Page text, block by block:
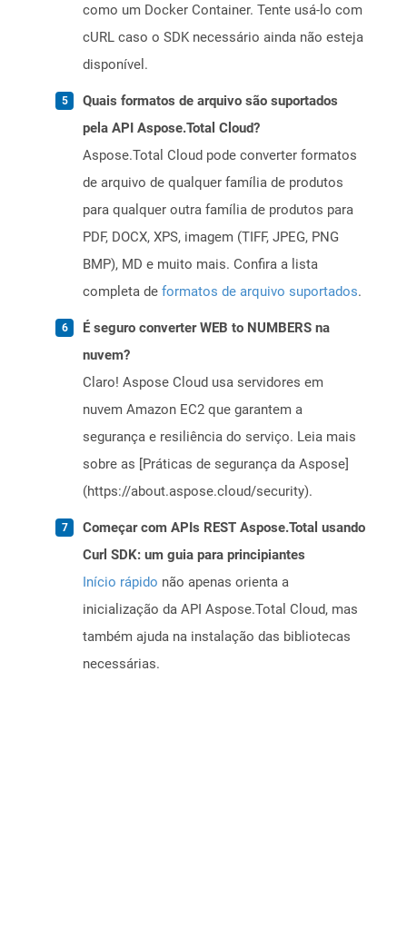
como um Docker Container. Tente usá-lo com
cURL caso o SDK necessário ainda não esteja
disponível.
Quais formatos de arquivo são suportados
pela API Aspose.Total Cloud?
Aspose.Total Cloud pode converter formatos
de arquivo de qualquer família de produtos
para qualquer outra família de produtos para
PDF, DOCX, XPS, imagem (TIFF, JPEG, PNG
BMP), MD e muito mais. Confira a lista
completa de formatos de arquivo suportados.
É seguro converter WEB to NUMBERS na
nuvem?
Claro! Aspose Cloud usa servidores em
nuvem Amazon EC2 que garantem a
segurança e resiliência do serviço. Leia mais
sobre as [Práticas de segurança da Aspose]
(https://about.aspose.cloud/security).
Começar com APIs REST Aspose.Total usando
Curl SDK: um guia para principiantes
Início rápido não apenas orienta a
inicialização da API Aspose.Total Cloud, mas
também ajuda na instalação das bibliotecas
necessárias.